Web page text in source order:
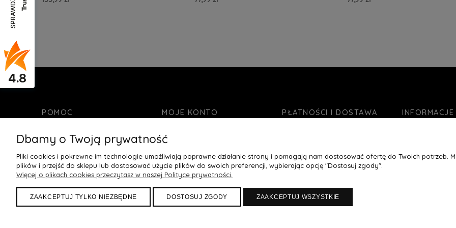
POMOC
Bezpieczne zakupy
Zwroty i reklamacje
Regulamin
Jak dobrać rozmiar stanika
MOJE KONTO
Twoje zamówienia
Ulubione
PŁATNOŚCI I DOSTAWA
Koszty wysyłki
INFORMACJE
Blog
4.8
Dbamy o Twoją prywatność
Pliki cookies i pokrewne im technologie umożliwiają poprawne działanie strony i pomagają nam dostosować ofertę do Twoich potrzeb.
plików i przejść do sklepu lub dostosować użycie plików do swoich preferencji, wybierając opcję "Dostosuj zgody".
Więcej o plikach cookies przeczytasz w naszej Polityce prywatności.
ZAAKCEPTUJ TYLKO NIEZBĘDNE DOSTOSUJ ZGODY ZAAKCEPTUJ WSZYSTKIE